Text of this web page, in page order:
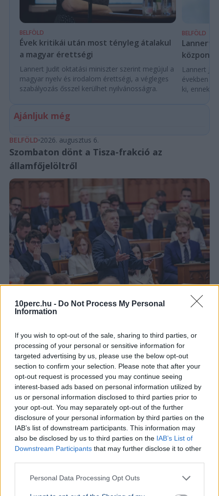
10perc.hu - Do Not Process My Personal
Information
If you wish to opt-out of the sale, sharing to third parties, or
processing of your personal or sensitive information for
targeted advertising by us, please use the below opt-out
section to confirm your selection. Please note that after your
opt-out request is processed you may continue seeing
interest-based ads based on personal information utilized by
us or personal information disclosed to third parties prior to
your opt-out. You may separately opt-out of the further
disclosure of your personal information by third parties on the
IAB’s list of downstream participants. This information may
also be disclosed by us to third parties on the IAB’s List of
Downstream Participants that may further disclose it to other
Personal Data Processing Opt Outs
BELFÖLD
Évek kritikái után most tényleg átalakul
a magyar érettségi
Lannert Judit oktatási miniszter szerint megújul a
magyar nyelv és irodalom érettségi, a végleges
szabályozás ősszel kerülhet nyilvánosságra.
BELFÖLD
Lannert
Lannert
években
ki, ennek
Ajánljuk még
BELFÖLD 2026. augusztus 6.
Szombaton dönt a Tisza-frakció az
államfőjelöltről
Parlament
A Tisza frakciója szombaton szavaz köztársaságielnök-
jelöltjéről, miután Polgár Judit visszautasította a
felkérést, a hivatalos jelölési határidő pedig hétfőn jár
le.Bővebben...
BELFÖLD 2026. augusztus 6.
Orbán Gáspár hatszor repült honvédségi
gépen Csádba és Nigerbe
Orbán Viktor Gulyás Gergely Csád
Honvédelem
Pálinkás Szilveszter
A Magyar Honvédség válasza szerint Orbán Gáspár